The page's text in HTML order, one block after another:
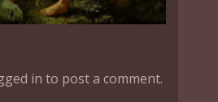
in to post a comment.